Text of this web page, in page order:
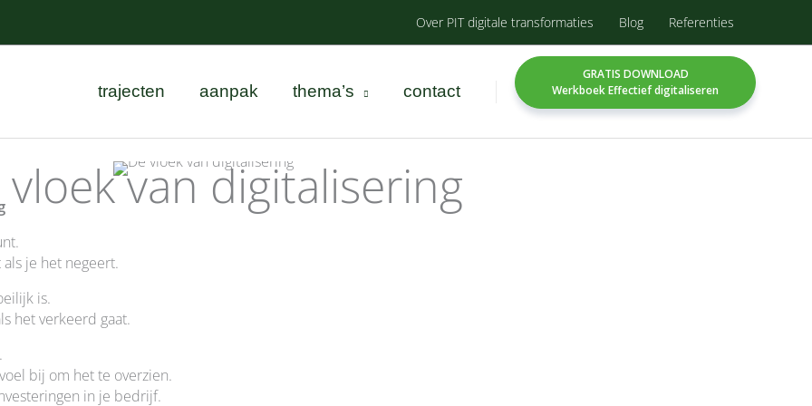
Over PIT digitale transformaties Blog Referenties
trajecten aanpak thema’s contact
GRATIS DOWNLOAD
Werkboek Effectief digitaliseren
vloek van digitalisering
je het negeert.
is.
het verkeerd gaat.
bij om het te overzien.
in je bedrijf.